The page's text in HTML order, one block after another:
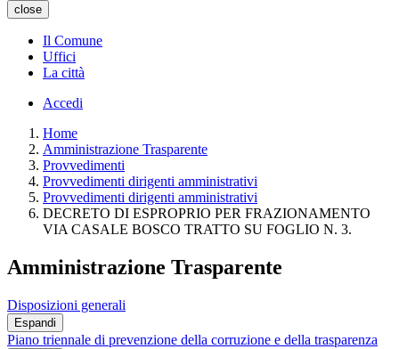
close
Il Comune
Uffici
La città
Accedi
Home
Amministrazione Trasparente
Provvedimenti
Provvedimenti dirigenti amministrativi
Provvedimenti dirigenti amministrativi
DECRETO DI ESPROPRIO PER FRAZIONAMENTO
VIA CASALE BOSCO TRATTO SU FOGLIO N. 3.
Amministrazione Trasparente
Disposizioni generali
Espandi
Piano triennale di prevenzione della corruzione e della trasparenza